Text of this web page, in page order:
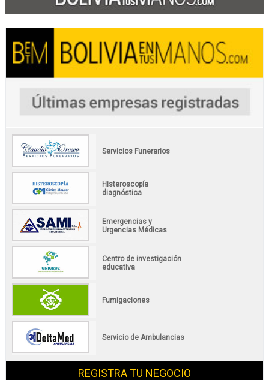
Servicios Funerarios
Histeroscopía
diagnóstica
Emergencias y
Urgencias Médicas
Centro de investigación
educativa
Fumigaciones
Servicio de Ambulancias
REGISTRA TU NEGOCIO